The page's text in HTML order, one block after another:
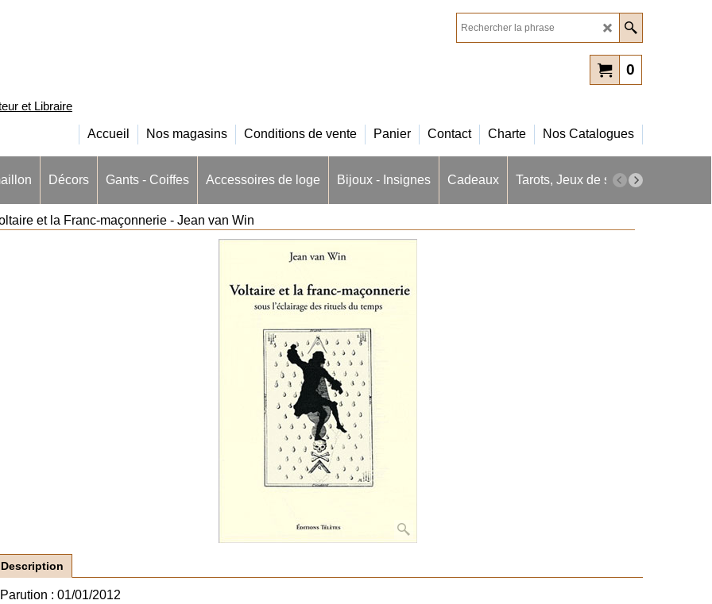
et Libraire
0
Accueil Nos magasins Conditions de vente Panier Contact Charte Nos Catalogues
Décors Gants - Coiffes Accessoires de loge Bijoux - Insignes Cadeaux Tarots, Jeux de société
et la Franc-maçonnerie - Jean van Win
Description
Parution : 01/01/2012